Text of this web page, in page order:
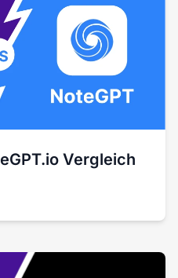
Vergleich